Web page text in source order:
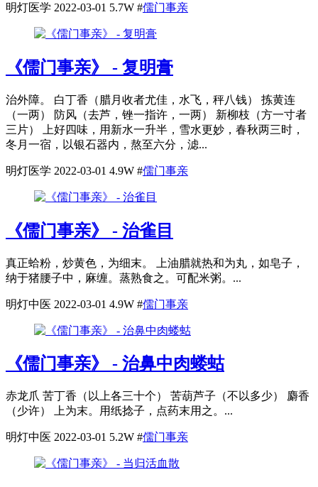
明灯医学 2022-03-01 5.7W #儒门事亲
《儒门事亲》 - 复明膏
治外障。 白丁香（腊月收者尤佳，水飞，秤八钱） 拣黄连
（一两） 防风（去芦，锉一指许，一两） 新柳枝（方一寸者
三片） 上好四味，用新水一升半，雪水更妙，春秋两三时，
冬月一宿，以银石器内，熬至六分，滤...
明灯医学 2022-03-01 4.9W #儒门事亲
《儒门事亲》 - 治雀目
真正蛤粉，炒黄色，为细末。 上油腊就热和为丸，如皂子，
纳于猪腰子中，麻缠。蒸熟食之。可配米粥。...
明灯中医 2022-03-01 4.9W #儒门事亲
《儒门事亲》 - 治鼻中肉蝼蛄
赤龙爪 苦丁香（以上各三十个） 苦葫芦子（不以多少） 麝香
（少许） 上为末。用纸捻子，点药末用之。...
明灯中医 2022-03-01 5.2W #儒门事亲